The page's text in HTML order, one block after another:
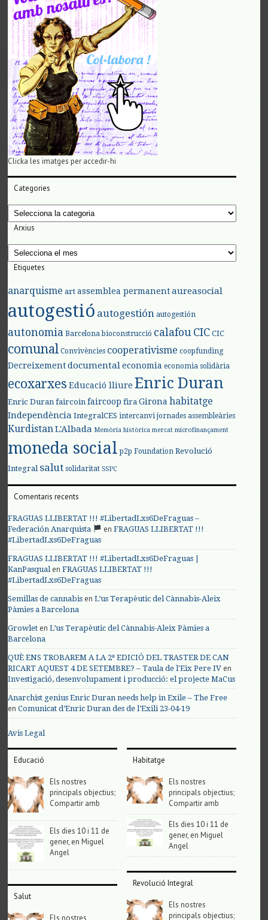
Clicka les imatges per accedir-hi
Categories
Categories
Arxius
Arxius
Etiquetes
anarquisme art assemblea permanent aureasocial
autogestió autogestión autogestión
autonomia Barcelona bioconstrucció calafou CIC CIC
comunal Convivències cooperativisme coopfunding
Decreixement documental economia economia solidària
ecoxarxes Educació lliure Enric Duran
Enric Duran faircoin faircoop fira Girona habitatge
Independència IntegralCES intercanvi jornades assembleàries
Kurdistan L'Albada Memòria històrica mercat microfinançament
moneda social p2p Foundation Revolució
Integral salut solidaritat SSPC
Comentaris recents
FRAGUAS LLIBERTAT !!! #LibertadLxs6DeFraguas –
Federación Anarquista
enFRAGUAS LLIBERTAT !!!
#LibertadLxs6DeFraguas
FRAGUAS LLIBERTAT !!! #LibertadLxs6DeFraguas |
KanPasqualenFRAGUAS LLIBERTAT !!!
#LibertadLxs6DeFraguas
Semillas de cannabis enL’us Terapèutic del Cànnabis-Aleix
Pàmies a Barcelona
Growlet enL’us Terapèutic del Cànnabis-Aleix Pàmies a
Barcelona
QUÈ ENS TROBAREM A LA 2ª EDICIÓ DEL TRASTER DE CAN
RICART AQUEST 4 DE SETEMBRE? – Taula de l'Eix Pere IV en
Investigació, desenvolupament i producció: el projecte MaCus
Anarchist genius Enric Duran needs help in Exile – The Free
enComunicat d’Enric Duran des de l’Exili 23-04-19
Avis Legal
Educació
Els nostres
principals objectius;
Compartir amb
Els dies 10 i 11 de
gener, en Miguel
Angel
Salut
Els nostres
Habitatge
Els nostres
principals objectius;
Compartir amb
Els dies 10 i 11 de
gener, en Miguel
Angel
Revolució Integral
Els nostres
principals objectius;